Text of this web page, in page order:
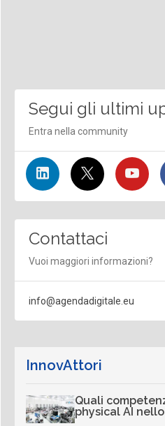
Segui gli ultimi
Entra nella community
Contattaci
Vuoi maggiori informazioni?
info@agendadigitale.eu
InnovAttori
Quali
physical AI